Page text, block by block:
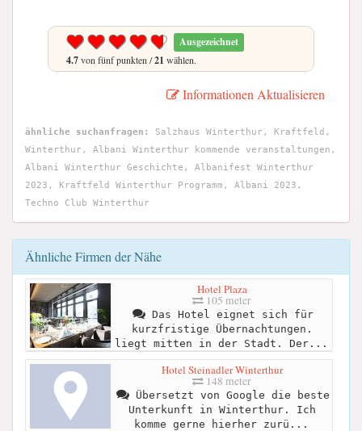
Ausgezeichnet
4.7von fünf punkten /21 wählen.
Informationen Aktualisieren
ähnliche suchanfragen:
Salzhaus Winterthur, Kraftfeld,
Winterthur, Albani Winterthur kommende veranstaltungen,
Albani Winterthur Geschichte, Albanifest Winterthur
2023, Kraftfeld Winterthur Programm, Albani 2023,
Techno Club Winterthur
Ähnliche Firmen der Nähe
Hotel Plaza
105 meter
Das Hotel eignet sich für
kurzfristige Übernachtungen.
liegt mitten in der Stadt. Der...
Hotel Steinadler Winterthur
148 meter
Übersetzt von Google die beste
Unterkunft in Winterthur. Ich
komme gerne hierher zurü...